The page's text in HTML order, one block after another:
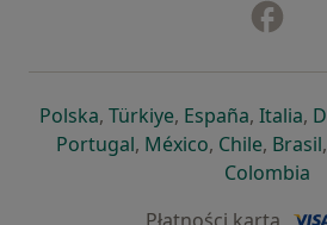
Polskaotwiera się w nowej
, Türkiyeotwiera się w
, Españaotwiera
, Italia,
Portugalotwiera się w nowej
, Méxicootwiera się
, Chile, Brasil,
Colombia